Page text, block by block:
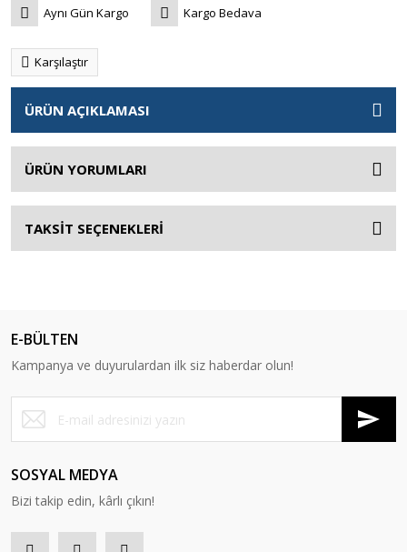
Aynı Gün Kargo Kargo Bedava
Karşılaştır
ÜRÜN AÇIKLAMASI
ÜRÜN YORUMLARI
TAKSİT SEÇENEKLERİ
E-BÜLTEN
Kampanya ve duyurulardan ilk siz haberdar olun!
SOSYAL MEDYA
Bizi takip edin, kârlı çıkın!